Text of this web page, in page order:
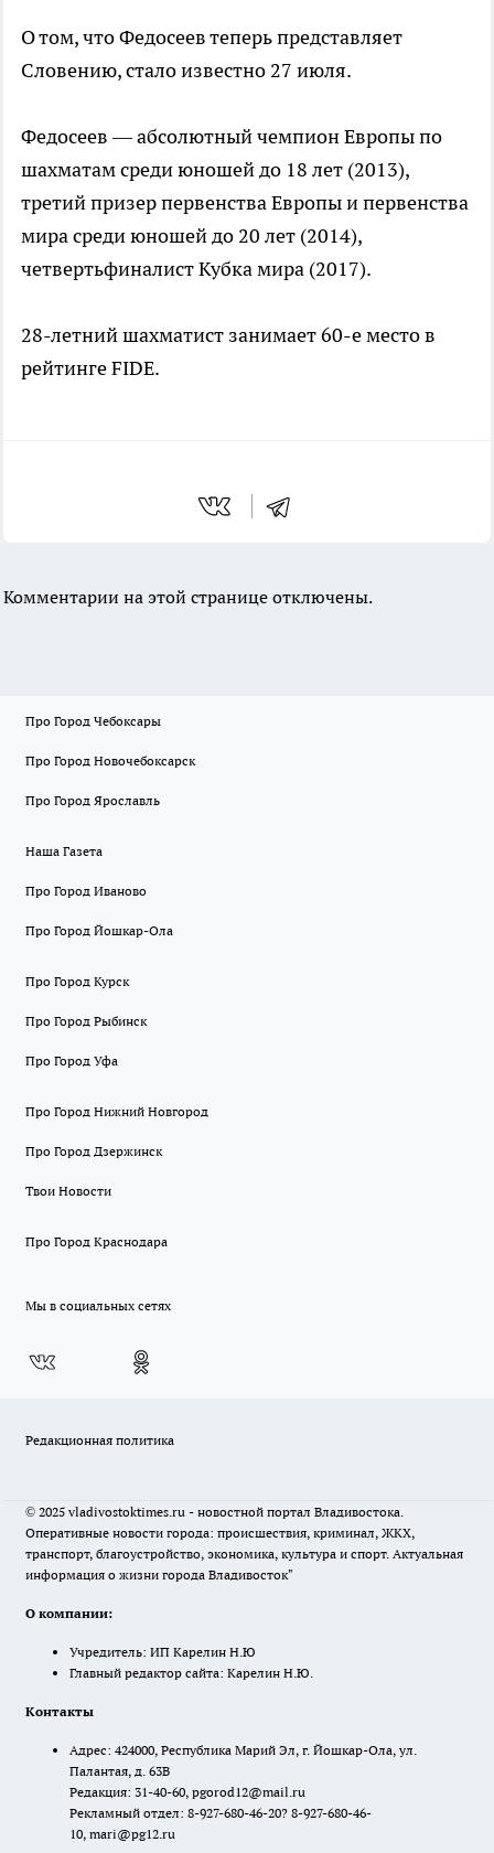
О том, что Федосеев теперь представляет
Словению, стало известно 27 июля.
Федосеев — абсолютный чемпион Европы по
шахматам среди юношей до 18 лет (2013),
третий призер первенства Европы и первенства
мира среди юношей до 20 лет (2014),
четвертьфиналист Кубка мира (2017).
28-летний шахматист занимает 60-е место в
рейтинге FIDE.
Комментарии на этой странице отключены.
Про Город Чебоксары
Про Город Новочебоксарск
Про Город Ярославль
Наша Газета
Про Город Иваново
Про Город Йошкар-Ола
Про Город Курск
Про Город Рыбинск
Про Город Уфа
Про Город Нижний Новгород
Про Город Дзержинск
Твои Новости
Про Город Краснодара
Мы в социальных сетях
Редакционная политика
© 2025 vladivostoktimes.ru - новостной портал Владивостока.
Оперативные новости города: происшествия, криминал, ЖКХ,
транспорт, благоустройство, экономика, культура и спорт. Актуальная
информация о жизни города Владивосток"
О компании:
Учредитель: ИП Карелин Н.Ю
Главный редактор сайта: Карелин Н.Ю.
Контакты
Адрес: 424000, Республика Марий Эл, г. Йошкар-Ола, ул.
Палантая, д. 63В
Редакция: 31-40-60, pgorod12@mail.ru
Рекламный отдел: 8-927-680-46-20? 8-927-680-46-
10, mari@pg12.ru